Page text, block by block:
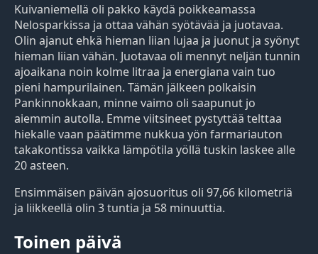
Kuivaniemellä oli pakko käydä poikkeamassa
Nelosparkissa ja ottaa vähän syötävää ja juotavaa.
Olin ajanut ehkä hieman liian lujaa ja juonut ja syönyt
hieman liian vähän. Juotavaa oli mennyt neljän tunnin
ajoaikana noin kolme litraa ja energiana vain tuo
pieni hampurilainen. Tämän jälkeen polkaisin
Pankinnokkaan, minne vaimo oli saapunut jo
aiemmin autolla. Emme viitsineet pystyttää telttaa
hiekalle vaan päätimme nukkua yön farmariauton
takakontissa vaikka lämpötila yöllä tuskin laskee alle
20 asteen.
Ensimmäisen päivän ajosuoritus oli 97,66 kilometriä
ja liikkeellä olin 3 tuntia ja 58 minuuttia.
Toinen päivä